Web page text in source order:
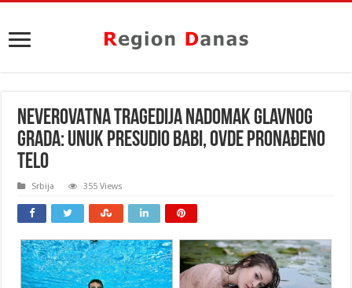
NEVEROVATNA TRAGEDIJA NADOMAK GLAVNOG
GRADA: Unuk presudio babi, ovde pronađeno
telo
Srbija 355 Views